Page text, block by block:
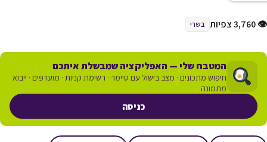
👁 3,760 צפיות בשרי
המטבח שלי — האפליקציה שמבשלת איתכם
חיפוש מתכונים · מצב בישול עם טיימר · רשימת קניות · מועדפים · ייבוא
מתמונה
כניסה